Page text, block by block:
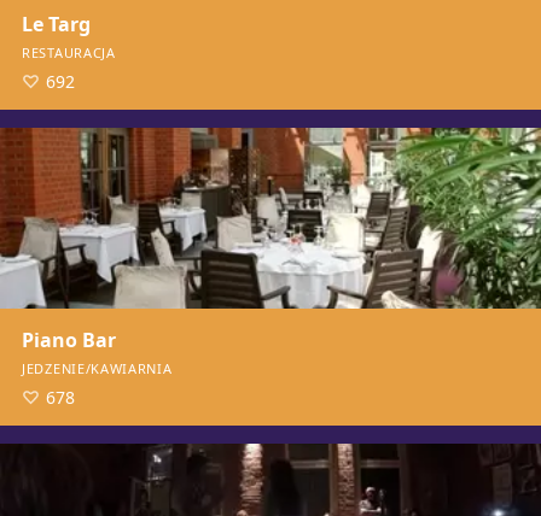
Le Targ
RESTAURACJA
692
Piano Bar
JEDZENIE/KAWIARNIA
678